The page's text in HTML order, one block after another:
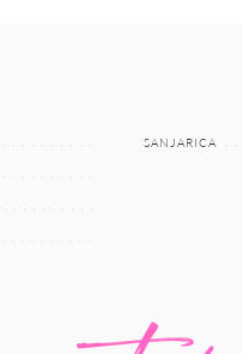
SANJARICA